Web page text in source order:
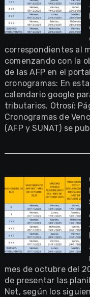
correspondientes al
comenzando con la
de las AFP en el
cronogramas: En
calendario google
tributarios. Otrosí:
Cronogramas de
(AFP y SUNAT) se
mes de octubre del
de presentar las
Net, según los